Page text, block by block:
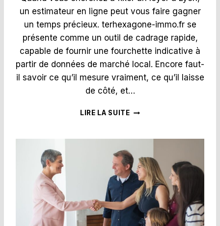
E
R
E
T
A
I
A
O
E
I
G
un estimateur en ligne peut vous faire gagner
un temps précieux. terhexagone-immo.fr se
présente comme un outil de cadrage rapide,
capable de fournir une fourchette indicative à
partir de données de marché local. Encore faut-
il savoir ce qu’il mesure vraiment, ce qu’il laisse
de côté, et…
LIRE LA SUITEF
T
-
I
L
F
A
I